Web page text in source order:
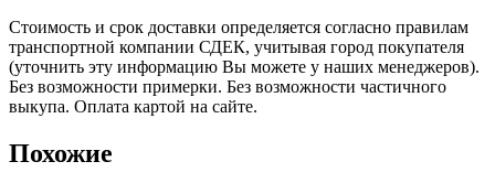
Стоимость и срок доставки определяется согласно правилам
транспортной компании СДЕК, учитывая город покупателя
(уточнить эту информацию Вы можете у наших менеджеров).
Без возможности примерки. Без возможности частичного
выкупа. Оплата картой на сайте.
Похожие